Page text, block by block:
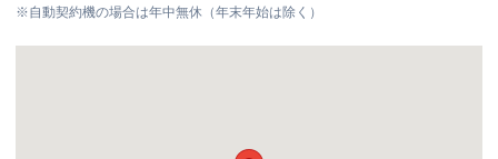
※自動契約機の場合は年中無休（年末年始は除く）